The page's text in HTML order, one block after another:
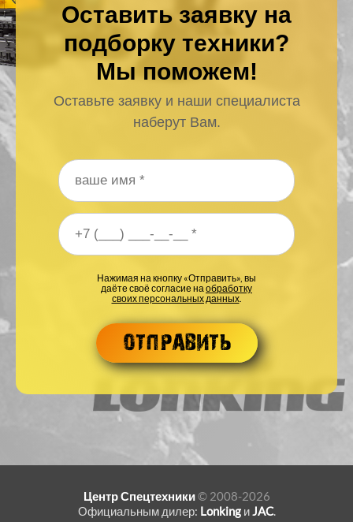
Оставить заявку на
подборку техники?
Мы поможем!
Оставьте заявку и наши специалиста
наберут Вам.
Ваше имя*
Ваш номер телефона
Нажимая на кнопку «Отправить», вы
даёте своё согласие на обработку
своих персональных данных.
Центр Спецтехники© 2008-2026
Официальным дилер: Lonkingи JAC.